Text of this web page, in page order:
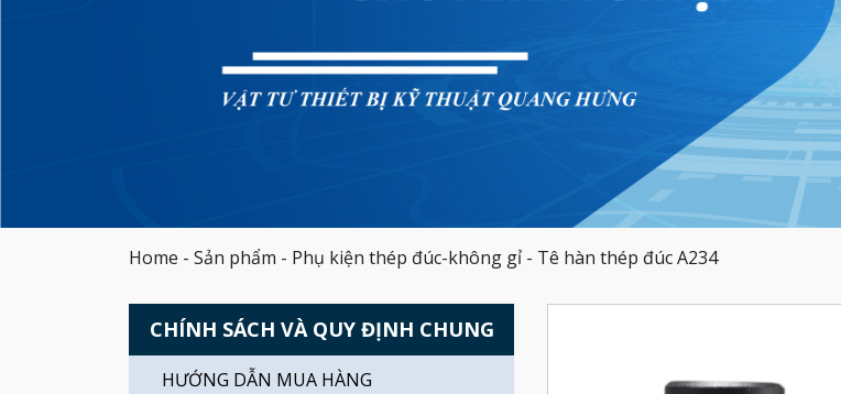
Home - Sản phẩm - Phụ kiện thép đúc-không gỉ - Tê hàn thép đúc A234
CHÍNH SÁCH VÀ QUY ĐỊNH CHUNG
HƯỚNG DẪN MUA HÀNG